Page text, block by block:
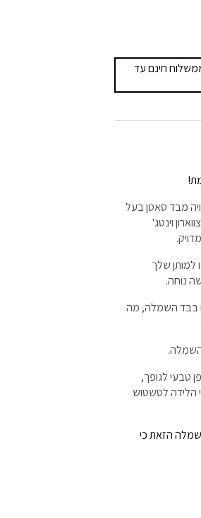
חינם עד
מבד סאטן בעל
וינטג'
למותן שלך
נוחה.
בבד השמלה, מה
טבעי לגופך,
הלידה לטשטוש
הזאת כי